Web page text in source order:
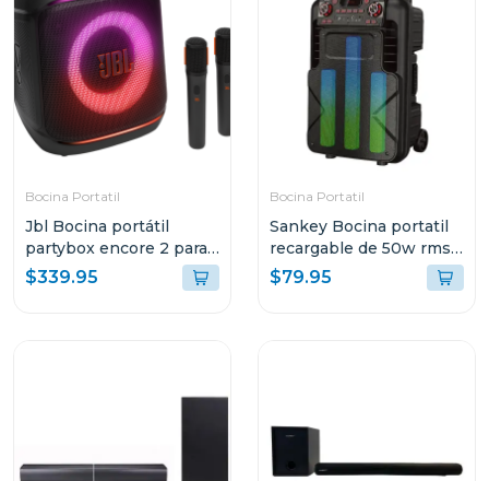
Bocina Portatil
Jbl Bocina portátil
partybox encore 2 para
karaoke
$339.95
Bocina Portatil
Sankey Bocina portatil
recargable de 50w rms
bluetooth pa12dcm
$79.95